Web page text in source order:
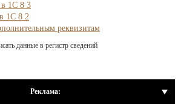
1С 8 3
1С 8 2
реквизитам
данные в регистр сведений
Реклама: